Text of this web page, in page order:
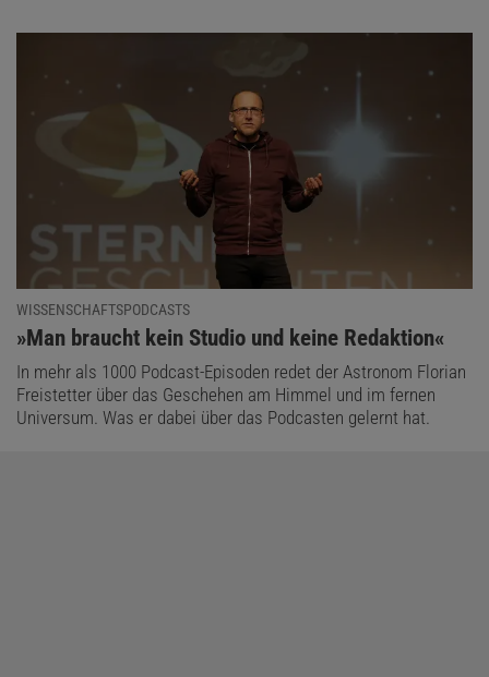
WISSENSCHAFTSPODCASTS
:
»Man braucht kein Studio und keine Redaktion«
In mehr als 1000 Podcast-Episoden redet der Astronom Florian
Freistetter über das Geschehen am Himmel und im fernen
Universum. Was er dabei über das Podcasten gelernt hat.